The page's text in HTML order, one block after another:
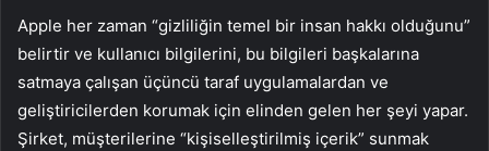
Apple her zaman “gizliliğin temel bir insan hakkı olduğunu”
belirtir ve kullanıcı bilgilerini, bu bilgileri başkalarına
satmaya çalışan üçüncü taraf uygulamalardan ve
geliştiricilerden korumak için elinden gelen her şeyi yapar.
Şirket, müşterilerine “kişiselleştirilmiş içerik” sunmak